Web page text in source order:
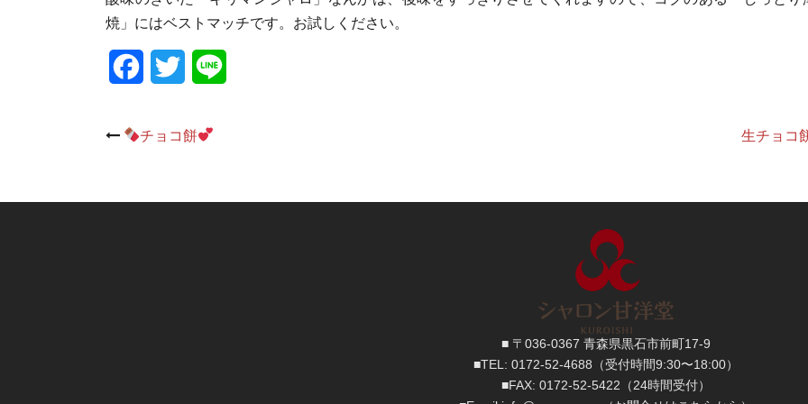
焼」にはベストマッチです。お試しください。
FacebookTwitter
Postチョコ餅 生チョコ
■ 〒036-0367 青森県黒石市前町17-9
■TEL: 0172-52-4688 （受付時間9:30〜18:00）
■FAX: 0172-52-5422 （24時間受付）